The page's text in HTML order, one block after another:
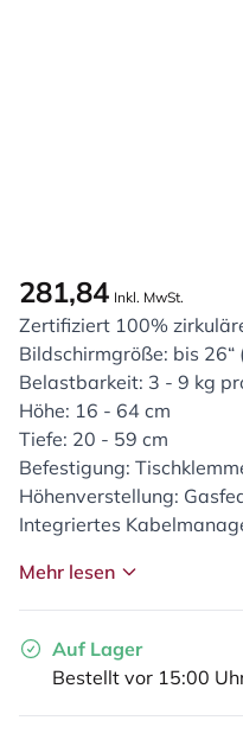
281,84 Inkl. MwSt.
Zertifiziert 100%
Bildschirmgröße: bis 26“
Belastbarkeit: 3 - 9 kg
Höhe: 16 - 64 cm
Tiefe: 20 - 59 cm
Befestigung:
Höhenverstellung:
Integriertes
Mehr lesen
Auf Lager
Bestellt vor 15:00